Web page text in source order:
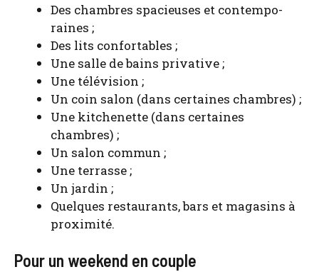
Des chambres spa­cieuses et contem­po­
raines ;
Des lits confor­tables ;
Une salle de bains pri­va­tive ;
Une télé­vi­sion ;
Un coin salon (dans cer­taines chambres) ;
Une kit­che­nette (dans cer­taines
chambres) ;
Un salon com­mun ;
Une ter­rasse ;
Un jar­din ;
Quelques res­tau­rants, bars et maga­sins à
proxi­mi­té.
Pour un weekend en couple